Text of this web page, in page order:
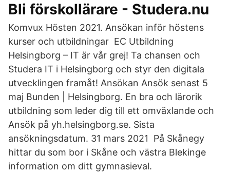
Bli förskollärare - Studera.nu
Komvux Hösten 2021. Ansökan inför höstens
kurser och utbildningar EC Utbildning
Helsingborg – IT är vår grej! Ta chansen och
Studera IT i Helsingborg och styr den digitala
utvecklingen framåt! Ansökan Ansök senast 5
maj Bunden | Helsingborg. En bra och lärorik
utbildning som leder dig till ett omväxlande och
Ansök på yh.helsingborg.se. Sista
ansökningsdatum. 31 mars 2021 På Skånegy
hittar du som bor i Skåne och västra Blekinge
information om ditt gymnasieval.